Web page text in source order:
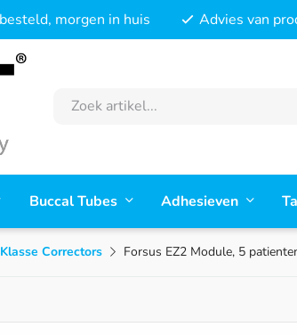
morgen in huis Advies van
Buccal Tubes Adhesieven
Klasse Correctors Forsus EZ2 Module, 5